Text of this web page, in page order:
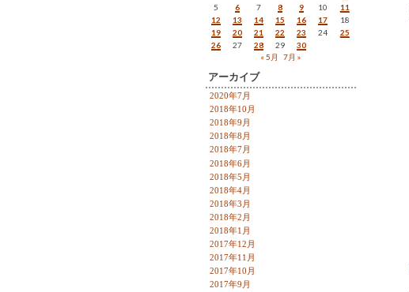
5
6 7 8 9 10
11
12
13 14 15 16 17
18
19
20 21 22 23 24
25
26
27 28 29
30
« 5月
7月 »
アーカイブ
2020年7月
2018年10月
2018年9月
2018年8月
2018年7月
2018年6月
2018年5月
2018年4月
2018年3月
2018年2月
2018年1月
2017年12月
2017年11月
2017年10月
2017年9月